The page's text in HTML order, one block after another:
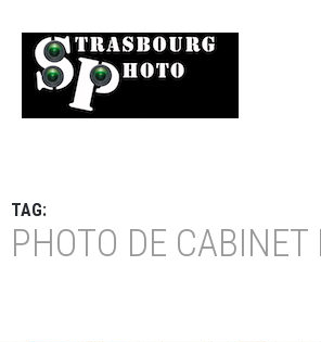
TAG:
PHOTO DE CABINET